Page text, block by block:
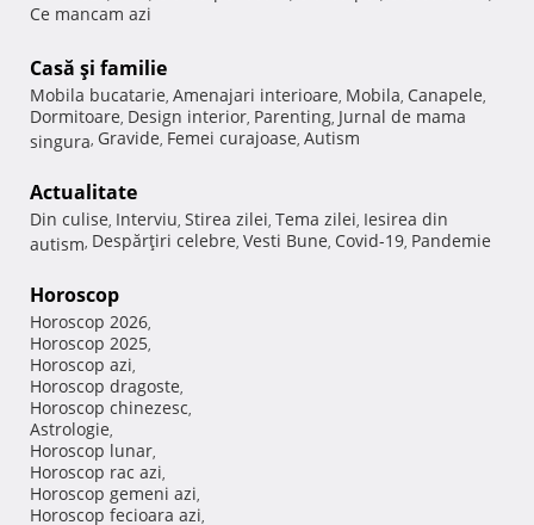
Ce mancam azi
Casă şi familie
Mobila bucatarie, Amenajari interioare, Mobila, Canapele,
Dormitoare, Design interior, Parenting, Jurnal de mama
singura, Gravide, Femei curajoase, Autism
Actualitate
Din culise, Interviu, Stirea zilei, Tema zilei, Iesirea din
autism, Despărţiri celebre, Vesti Bune, Covid-19, Pandemie
Horoscop
Horoscop 2026,
Horoscop 2025,
Horoscop azi,
Horoscop dragoste,
Horoscop chinezesc,
Astrologie,
Horoscop lunar,
Horoscop rac azi,
Horoscop gemeni azi,
Horoscop fecioara azi,